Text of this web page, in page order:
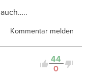
Kommentar melden
44
0